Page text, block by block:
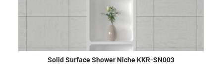
Solid Surface Shower Niche KKR-SN003